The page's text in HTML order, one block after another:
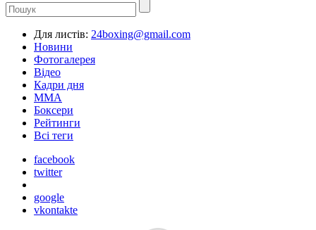
Для листів: 24boxing@gmail.com
Новини
Фотогалерея
Відео
Кадри дня
ММА
Боксери
Рейтинги
Всі теги
facebook
twitter
google
vkontakte